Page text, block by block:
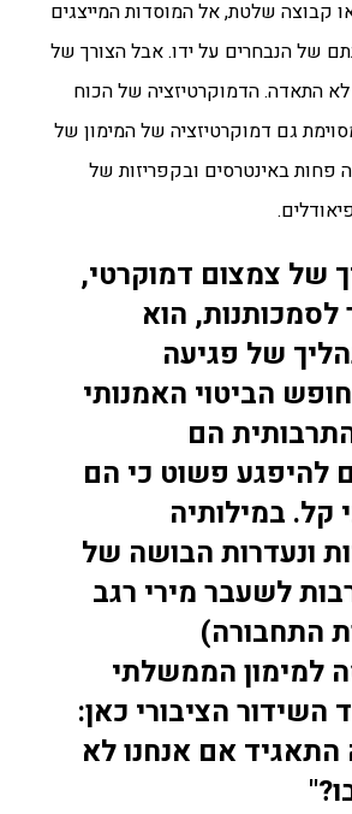
שלטת, אל המוסדות המייצגים
של הנבחרים על ידו. אבל הצורך של
לא התאדה. הדמוקרטיזציה של הכוח
גם דמוקרטיזציה של המימון של
פחות באינטרסים ובקפריזות של
של צמצום דמוקרטי,
הוא
של פגיעה
הביטוי האמנותי
הם
להיפגע פשוט כי הם
קל. במילותיה
ונעדרות הבושה של
לשעבר מירי רגב
התחבורה)
למימון הממשלתי
השידור הציבורי כאן:
התאגיד אם אנחנו לא